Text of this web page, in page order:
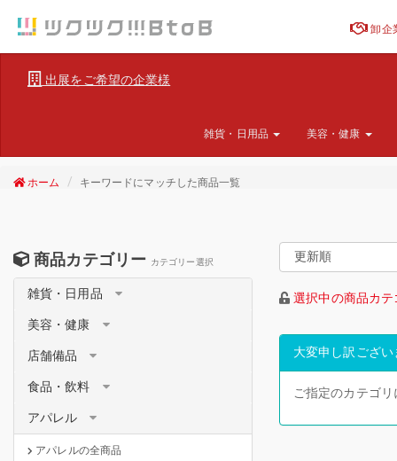
卸企
出展をご希望の企業様
雑貨・日用品 美容・健康
ホーム キーワードにマッチした商品一覧
商品カテゴリー カテゴリー選択
雑貨・日用品
美容・健康
店舗備品
食品・飲料
アパレル
アパレルの全商品
選択中の商品カ
大変申し訳ござい
ご指定のカテゴ